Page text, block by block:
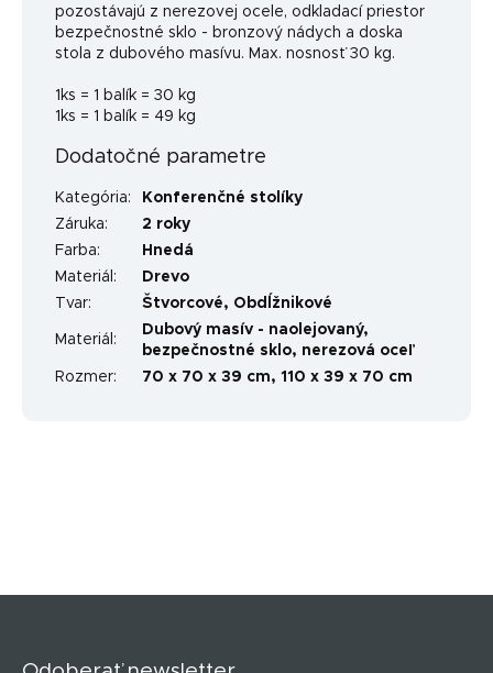
pozostávajú z nerezovej ocele, odkladací priestor
bezpečnostné sklo - bronzový nádych a doska
stola z dubového masívu. Max. nosnosť 30 kg.
1ks = 1 balík = 30 kg
1ks = 1 balík = 49 kg
Dodatočné parametre
Kategória:
Konferenčné stolíky
Záruka:
2 roky
Farba:
Hnedá
Materiál :
Drevo
Tvar: Štvorcové, Obdĺžnikové
Materiál :
Dubový masív - naolejovaný,
bezpečnostné sklo, nerezová oceľ
Rozmer: 70 x 70 x 39 cm, 110 x 39 x 70 cm